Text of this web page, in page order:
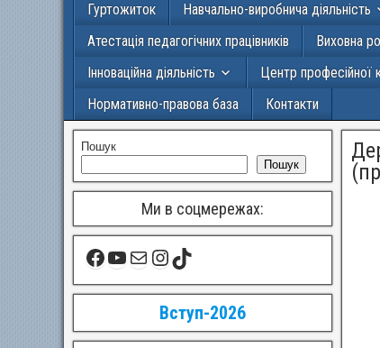
Гуртожиток
Навчально-виробнича діяльність
Атестація педагогічних працівників
Виховна
Інноваційна діяльність
Центр професійної
Нормативно-правова база
Контакти
Пошук
Пошук
Ми в соцмережах:
Вступ-2026